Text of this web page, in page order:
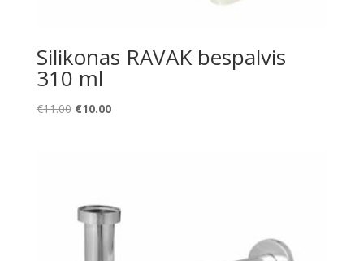
Silikonas RAVAK bespalvis
310 ml
€11.00 Original
€10.00Current